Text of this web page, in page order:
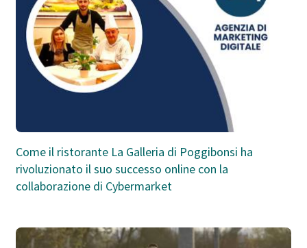
Come il ristorante La Galleria di Poggibonsi ha
rivoluzionato il suo successo online con la
collaborazione di Cybermarket